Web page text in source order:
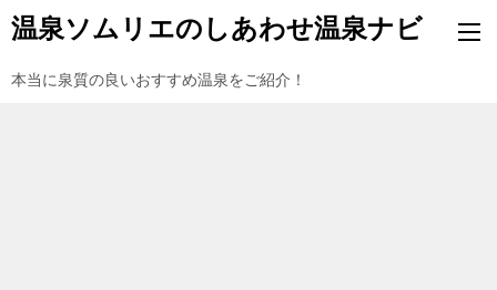
温泉ソムリエのしあわせ温泉ナビ
本当に泉質の良いおすすめ温泉をご紹介！